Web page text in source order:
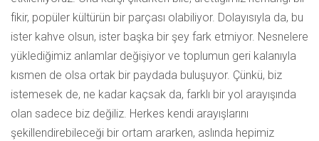
fikir, popüler kültürün bir parçası olabiliyor. Dolayısıyla da, bu
ister kahve olsun, ister başka bir şey fark etmiyor. Nesnelere
yüklediğimiz anlamlar değişiyor ve toplumun geri kalanıyla
kısmen de olsa ortak bir paydada buluşuyor. Çünkü, biz
istemesek de, ne kadar kaçsak da, farklı bir yol arayışında
olan sadece biz değiliz. Herkes kendi arayışlarını
şekillendirebileceği bir ortam ararken, aslında hepimiz